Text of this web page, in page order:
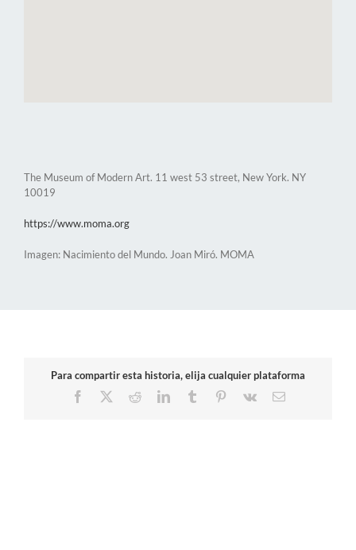
The Museum of Modern Art. 11 west 53 street, New York. NY
10019
https://www.moma.org
Imagen: Nacimiento del Mundo. Joan Miró. MOMA
Para compartir esta historia, elija cualquier plataforma
Facebook
RedditLinkedInTumblr Pinterest
Vk
Correo